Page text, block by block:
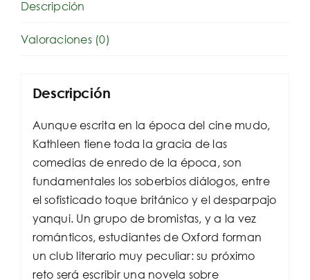
Descripción
Valoraciones (0)
Descripción
Aunque escrita en la época del cine mudo,
Kathleen tiene toda la gracia de las
comedias de enredo de la época, son
fundamentales los soberbios diálogos, entre
el sofisticado toque británico y el desparpajo
yanqui. Un grupo de bromistas, y a la vez
románticos, estudiantes de Oxford forman
un club literario muy peculiar: su próximo
reto será escribir una novela sobre